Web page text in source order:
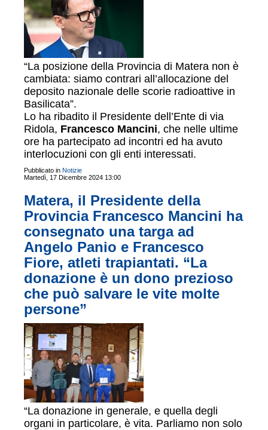
“La posizione della Provincia di Matera non è
cambiata: siamo contrari all’allocazione del
deposito nazionale delle scorie radioattive in
Basilicata”.
Lo ha ribadito il Presidente dell’Ente di via
Ridola, Francesco Mancini, che nelle ultime
ore ha partecipato ad incontri ed ha avuto
interlocuzioni con gli enti interessati.
Pubblicato in Notizie
Martedì, 17 Dicembre 2024 13:00
Matera, il Presidente della
Provincia Francesco Mancini ha
consegnato una targa ad
Angelo Panio e Francesco
Fiore, atleti trapiantati. “La
donazione è un dono prezioso
che può salvare le vite molte
persone”
“La donazione in generale, e quella degli
organi in particolare, è vita. Parliamo non solo